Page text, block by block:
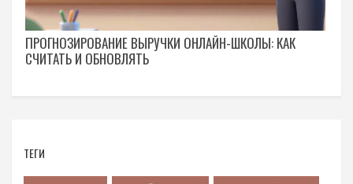
ПРОГНОЗИРОВАНИЕ ВЫРУЧКИ ОНЛАЙН-ШКОЛЫ: КАК
СЧИТАТЬ И ОБНОВЛЯТЬ
ТЕГИ